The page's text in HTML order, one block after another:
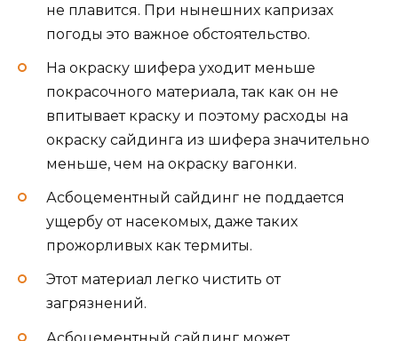
не плавится. При нынешних капризах
погоды это важное обстоятельство.
На окраску шифера уходит меньше
покрасочного материала, так как он не
впитывает краску и поэтому расходы на
окраску сайдинга из шифера значительно
меньше, чем на окраску вагонки.
Асбоцементный сайдинг не поддается
ущербу от насекомых, даже таких
прожорливых как термиты.
Этот материал легко чистить от
загрязнений.
Асбоцементный сайдинг может